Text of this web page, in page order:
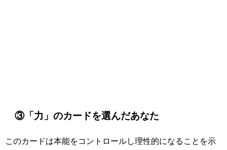
③「力」のカードを選んだあなた
このカードは本能をコントロールし理性的になることを示